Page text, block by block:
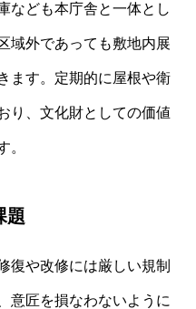
なども本庁舎と一体とし
域外であっても敷地内展
ます。定期的に屋根や衛
り、文化財としての価値
。
題
復や改修には厳しい規制
意匠を損なわないように